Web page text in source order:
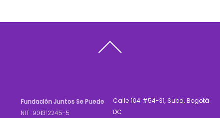
To
Fundación Juntos Se Puede
NIT: 901312245-5
Calle 104 #54-31, Suba, Bogotá
DC